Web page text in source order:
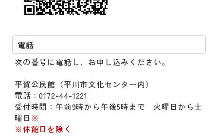
電話
次の番号に電話し、お申し込みください。
平賀公民館（平川市文化センター内）
電話：0172-44-1221
受付時間：午前9時から午後5時まで 火曜日から土
曜日 ※
※休館日を除く